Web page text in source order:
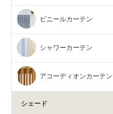
ビニールカーテン
シャワーカーテン
アコーディオンカーテン
シェード